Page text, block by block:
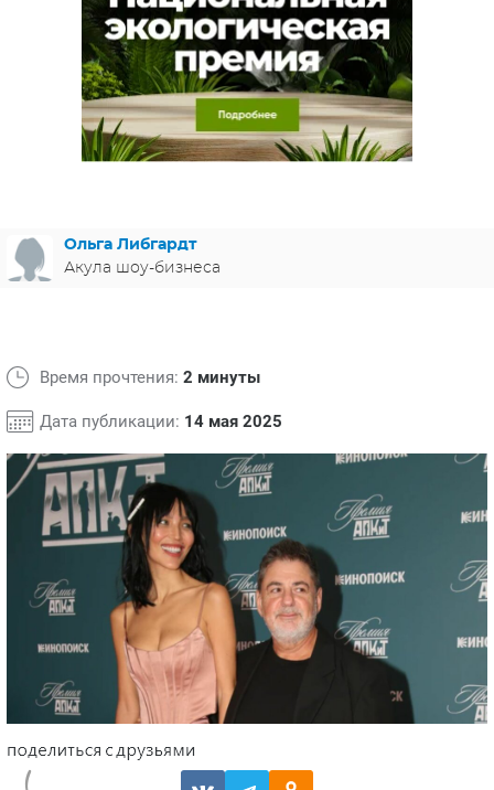
МЕЛОДРАМЫ
ФРАНЦИЯ
ГЕРМАНИЯ
СВЕТСКИЕ НОВОСТИ
СПОЙЛЕРЫ ИЗ СЕРИАЛОВ
Ольга Либгардт
Акула шоу-бизнеса
Время прочтения: 2 минуты
Дата публикации: 14 мая 2025